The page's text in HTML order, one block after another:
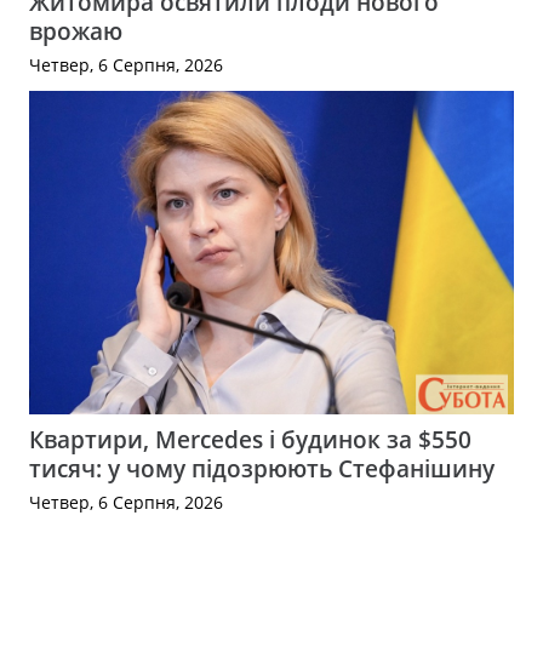
врожаю
Четвер, 6 Серпня, 2026
Квартири, Mercedes і будинок за $550
тисяч: у чому підозрюють Стефанішину
Четвер, 6 Серпня, 2026